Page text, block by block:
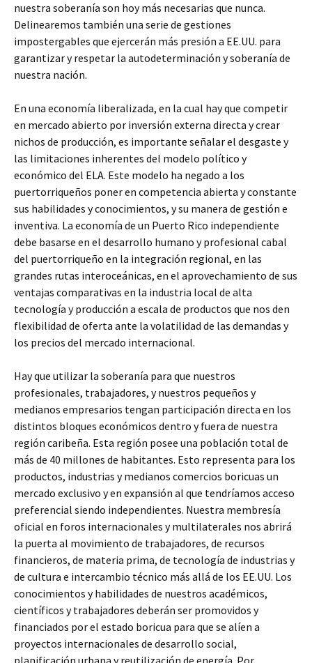
nuestra soberanía son hoy más necesarias que nunca.
Delinearemos también una serie de gestiones
impostergables que ejercerán más presión a EE.UU. para
garantizar y respetar la autodeterminación y soberanía de
nuestra nación.
En una economía liberalizada, en la cual hay que competir
en mercado abierto por inversión externa directa y crear
nichos de producción, es importante señalar el desgaste y
las limitaciones inherentes del modelo político y
económico del ELA. Este modelo ha negado a los
puertorriqueños poner en competencia abierta y constante
sus habilidades y conocimientos, y su manera de gestión e
inventiva. La economía de un Puerto Rico independiente
debe basarse en el desarrollo humano y profesional cabal
del puertorriqueño en la integración regional, en las
grandes rutas interoceánicas, en el aprovechamiento de sus
ventajas comparativas en la industria local de alta
tecnología y producción a escala de productos que nos den
flexibilidad de oferta ante la volatilidad de las demandas y
los precios del mercado internacional.
Hay que utilizar la soberanía para que nuestros
profesionales, trabajadores, y nuestros pequeños y
medianos empresarios tengan participación directa en los
distintos bloques económicos dentro y fuera de nuestra
región caribeña. Esta región posee una población total de
más de 40 millones de habitantes. Esto representa para los
productos, industrias y medianos comercios boricuas un
mercado exclusivo y en expansión al que tendríamos acceso
preferencial siendo independientes. Nuestra membresía
oficial en foros internacionales y multilaterales nos abrirá
la puerta al movimiento de trabajadores, de recursos
financieros, de materia prima, de tecnología de industrias y
de cultura e intercambio técnico más allá de los EE.UU. Los
conocimientos y habilidades de nuestros académicos,
científicos y trabajadores deberán ser promovidos y
financiados por el estado boricua para que se alíen a
proyectos internacionales de desarrollo social,
planificación urbana y reutilización de energía. Por